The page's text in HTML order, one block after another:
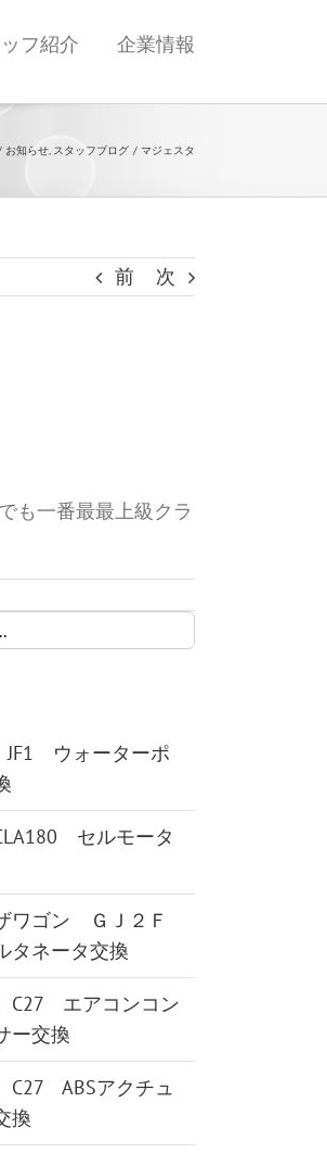
フ紹介 企業情報
お知らせ スタッフブログ マジェスタ
前 次
も一番最最上級クラ
JF1 ウォーターポ
セルモータ
ワゴン ＧＪ２Ｆ
ネータ交換
エアコンコン
ー交換
ABSアクチュ
換